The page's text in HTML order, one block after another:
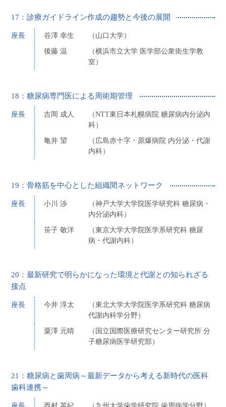
17：診療ガイドライン作成の趨勢と今後の展開
座長 谷澤 幸生 （山口大学）
後藤 温
（横浜市立大学 医学部公衆衛生学教
室）
18：糖尿病専門医による周術期管理
座長 吉岡 成人
（NTT東日本札幌病院 糖尿病内分泌内
科）
亀井 望
（広島赤十字・原爆病院 内分泌・代謝
内科）
19：骨格筋を中心とした組織間ネットワーク
座長 小川 渉
（神戸大学大学院医学研究科 糖尿病・
内分泌内科）
笹子 敬洋
（東京大学大学院医学系研究科 糖尿
病・代謝内科）
20：最新研究で明らかになった環境と代謝との知られざる
接点
座長 今井 淳太
（東北大学大学院医学系研究科 糖尿病
代謝内科学分野）
粟澤 元晴
（国立国際医療研究センター研究所 分
子糖尿病医学研究部）
21：糖尿病と歯周病～最新データから考える新時代の医科
歯科連携～